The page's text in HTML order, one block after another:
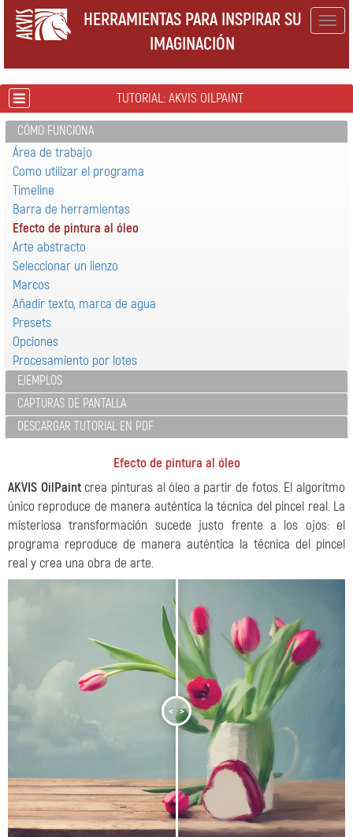
HERRAMIENTAS PARA INSPIRAR SU
IMAGINACIÓN
TUTORIAL: AKVIS OILPAINT
CÓMO FUNCIONA
Área de trabajo
Como utilizar el programa
Timeline
Barra de herramientas
Efecto de pintura al óleo
Arte abstracto
Seleccionar un lienzo
Marcos
Añadir texto, marca de agua
Presets
Opciones
Procesamiento por lotes
EJEMPLOS
CAPTURAS DE PANTALLA
DESCARGAR TUTORIAL EN PDF
Efecto de pintura al óleo
AKVIS OilPaintcrea pinturas al óleo a partir de fotos. El algoritmo
único reproduce de manera auténtica la técnica del pincel real. La
misteriosa transformación sucede justo frente a los ojos: el
programa reproduce de manera auténtica la técnica del pincel
real y crea una obra de arte.
< >